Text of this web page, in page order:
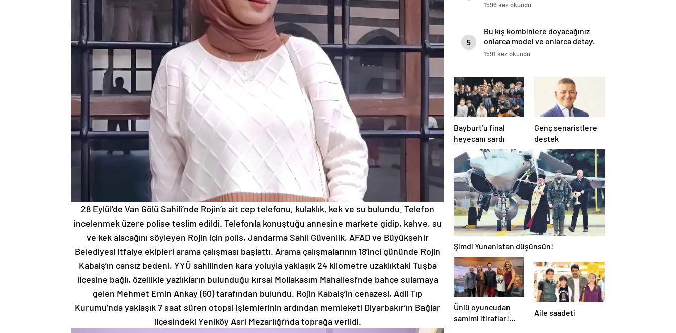
28 Eylül’de Van Gölü Sahili’nde Rojin’e ait cep telefonu, kulaklık, kek ve su bulundu. Telefon
incelenmek üzere polise teslim edildi. Telefonla konuştuğu annesine markete gidip, kahve, su
ve kek alacağını söyleyen Rojin için polis, Jandarma Sahil Güvenlik, AFAD ve Büyükşehir
Belediyesi itfaiye ekipleri arama çalışması başlattı. Arama çalışmalarının 18’inci gününde Rojin
Kabaiş’ın cansız bedeni, YYÜ sahilinden kara yoluyla yaklaşık 24 kilometre uzaklıktaki Tuşba
ilçesine bağlı, özellikle yazlıkların bulunduğu kırsal Mollakasım Mahallesi’nde bahçe sulamaya
gelen Mehmet Emin Ankay (60) tarafından bulundu. Rojin Kabaiş’in cenazesi, Adli Tıp
Kurumu’nda yaklaşık 7 saat süren otopsi işlemlerinin ardından memleketi Diyarbakır’ın Bağlar
ilçesindeki Yeniköy Asri Mezarlığı’nda toprağa verildi.
1596 kez okundu
5
Bu kış kombinlere doyacağınız
onlarca model ve onlarca detay.
1591 kez okundu
Bayburt’u final
heyecanı sardı
Genç senaristlere
destek
Şimdi Yunanistan düşünsün!
Ünlü oyuncudan
samimi itiraflar!
Aile saadeti